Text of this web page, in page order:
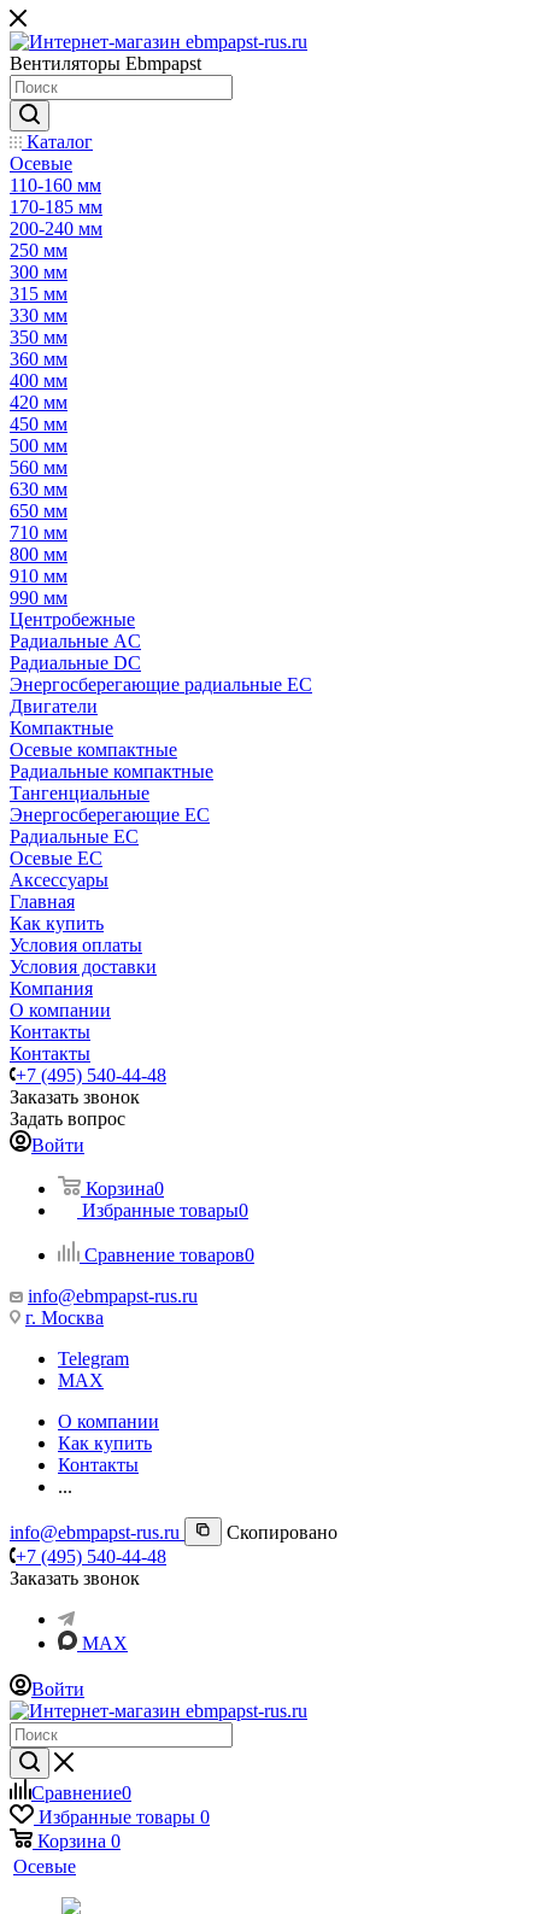
Вентиляторы Ebmpapst
Каталог
Осевые
110-160 мм
170-185 мм
200-240 мм
250 мм
300 мм
315 мм
330 мм
350 мм
360 мм
400 мм
420 мм
450 мм
500 мм
560 мм
630 мм
650 мм
710 мм
800 мм
910 мм
990 мм
Центробежные
Радиальные AC
Радиальные DC
Энергосберегающие радиальные EC
Двигатели
Компактные
Осевые компактные
Радиальные компактные
Тангенциальные
Энергосберегающие EC
Радиальные EC
Осевые EC
Аксессуары
Главная
Как купить
Условия оплаты
Условия доставки
Компания
О компании
Контакты
Контакты
+7 (495) 540-44-48
Заказать звонок
Задать вопрос
Войти
Корзина0
Избранные товары0
Сравнение товаров0
info@ebmpapst-rus.ru
г. Москва
Telegram
MAX
О компании
Как купить
Контакты
...
info@ebmpapst-rus.ru
Скопировано
+7 (495) 540-44-48
Заказать звонок
MAX
Войти
Сравнение0
Избранные товары 0
Корзина 0
Осевые